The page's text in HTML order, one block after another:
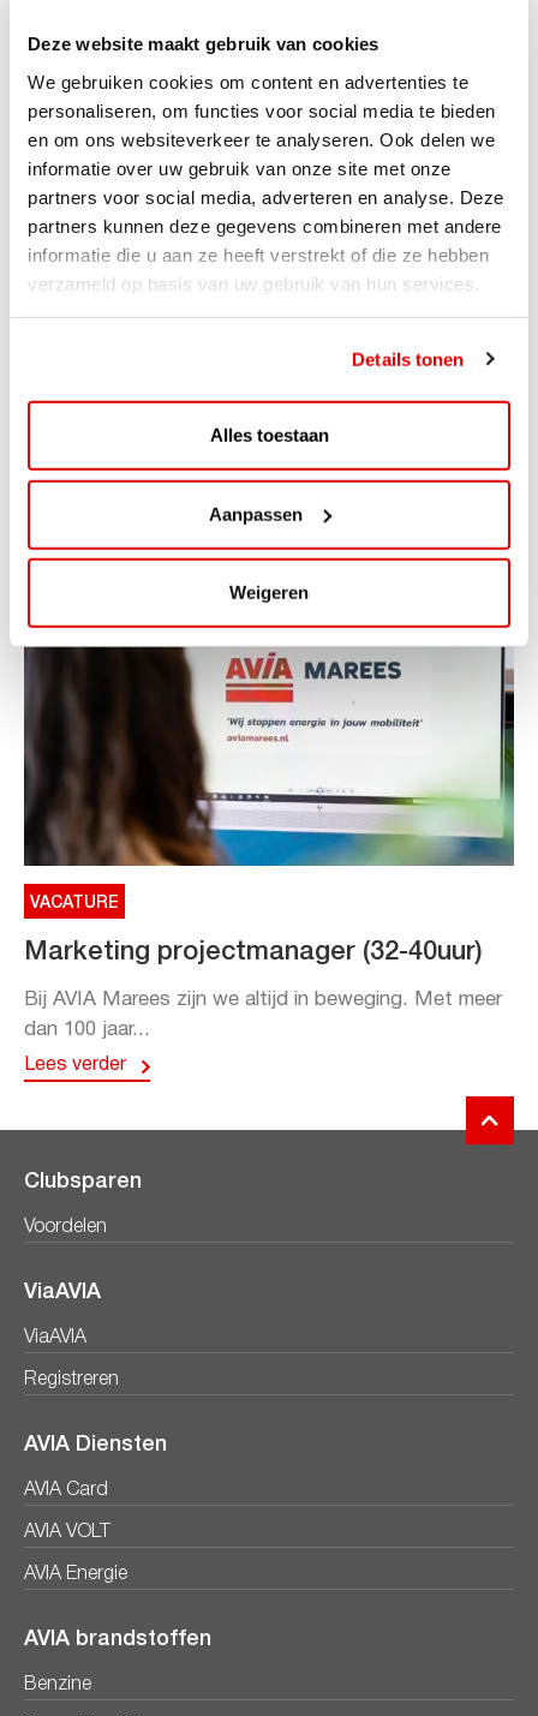
Deze website maakt gebruik van cookies
We gebruiken cookies om content en advertenties te
personaliseren, om functies voor social media te bieden
en om ons websiteverkeer te analyseren. Ook delen we
informatie over uw gebruik van onze site met onze
partners voor social media, adverteren en analyse. Deze
partners kunnen deze gegevens combineren met andere
informatie die u aan ze heeft verstrekt of die ze hebben
verzameld op basis van uw gebruik van hun services.
Details tonen
Alles toestaan
Aanpassen
Weigeren
ViaLuxury Hotels
Toe aan een ontspannen nachtje...
VACATURE
Marketing projectmanager (32-40uur)
Bij AVIA Marees zijn we altijd in beweging. Met meer
dan 100 jaar...
Lees verder
Clubsparen
Voordelen
ViaAVIA
ViaAVIA
Registreren
AVIA Diensten
AVIA Card
AVIA VOLT
AVIA Energie
AVIA brandstoffen
Benzine